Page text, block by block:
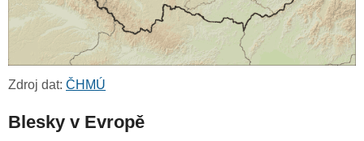
Zdroj dat: ČHMÚ
Blesky v Evropě